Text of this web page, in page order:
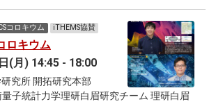
々がどのようなことを考えて，それが
至ったのか，また当初MACSでやりたい
きなかったことなどを思い出し，この10年
MACSとその後の京大理学の諸活動との
て，いくつか取り上げてお話してみたい．
「MACSから生まれた躍動感」高橋淑子 博
教授） 「MACS」は語呂がよかったせいか
コロキウム iTHEMS協賛
ロキウム
(月) 14:45 - 18:00
究所 開拓研究本部
子統計力学理研白眉研究チーム 理研白眉